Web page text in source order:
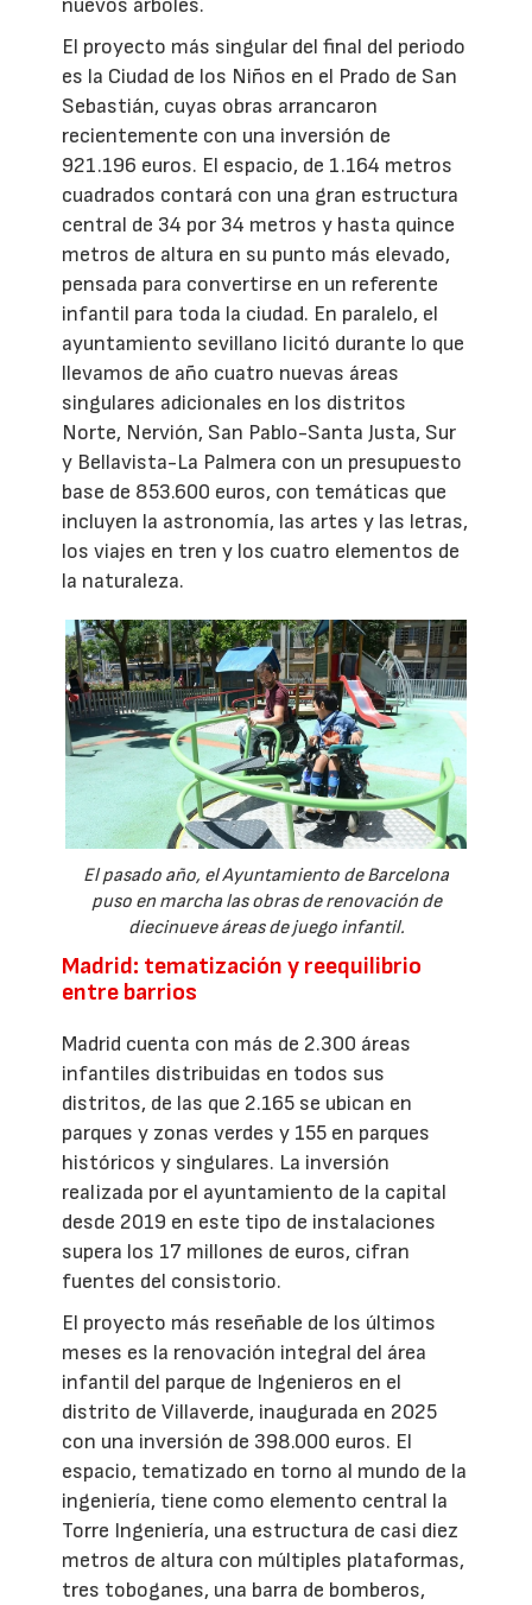
nuevos árboles.
El proyecto más singular del final del periodo
es la Ciudad de los Niños en el Prado de San
Sebastián, cuyas obras arrancaron
recientemente con una inversión de
921.196 euros. El espacio, de 1.164 metros
cuadrados contará con una gran estructura
central de 34 por 34 metros y hasta quince
metros de altura en su punto más elevado,
pensada para convertirse en un referente
infantil para toda la ciudad. En paralelo, el
ayuntamiento sevillano licitó durante lo que
llevamos de año cuatro nuevas áreas
singulares adicionales en los distritos
Norte, Nervión, San Pablo-Santa Justa, Sur
y Bellavista-La Palmera con un presupuesto
base de 853.600 euros, con temáticas que
incluyen la astronomía, las artes y las letras,
los viajes en tren y los cuatro elementos de
la naturaleza.
El pasado año, el Ayuntamiento de Barcelona
puso en marcha las obras de renovación de
diecinueve áreas de juego infantil.
Madrid: tematización y reequilibrio
entre barrios
Madrid cuenta con más de 2.300 áreas
infantiles distribuidas en todos sus
distritos, de las que 2.165 se ubican en
parques y zonas verdes y 155 en parques
históricos y singulares. La inversión
realizada por el ayuntamiento de la capital
desde 2019 en este tipo de instalaciones
supera los 17 millones de euros, cifran
fuentes del consistorio.
El proyecto más reseñable de los últimos
meses es la renovación integral del área
infantil del parque de Ingenieros en el
distrito de Villaverde, inaugurada en 2025
con una inversión de 398.000 euros. El
espacio, tematizado en torno al mundo de la
ingeniería, tiene como elemento central la
Torre Ingeniería, una estructura de casi diez
metros de altura con múltiples plataformas,
tres toboganes, una barra de bomberos,